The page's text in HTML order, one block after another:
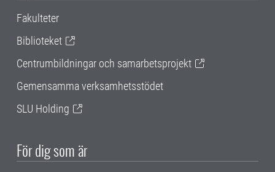
Fakulteter
Biblioteket
Centrumbildningar och samarbetsprojekt
Gemensamma verksamhetsstödet
SLU Holding
För dig som är